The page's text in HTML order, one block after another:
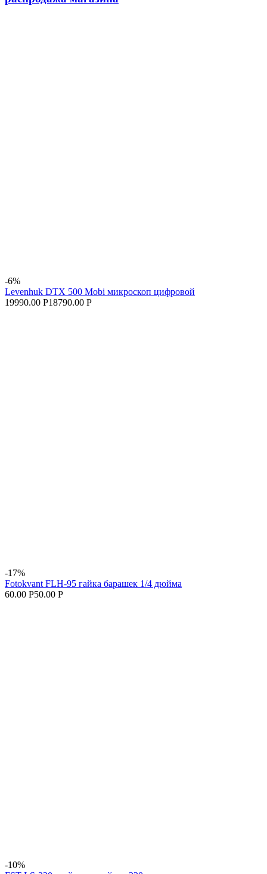
-6%
Levenhuk DTX 500 Mobi микроскоп цифровой
19990.00 Р18790.00 Р
-17%
Fotokvant FLH-95 гайка барашек 1/4 дюйма
60.00 Р50.00 Р
-10%